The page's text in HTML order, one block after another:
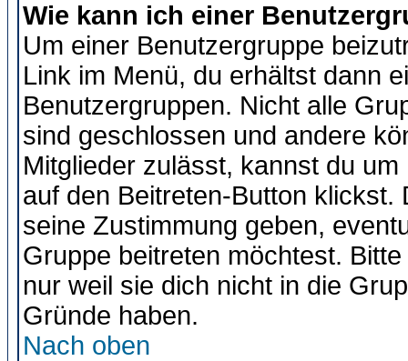
Wie kann ich einer
Um einer Benutzergruppe
Link im Menü, du erhältst dann
Benutzergruppen. Nicht alle
sind geschlossen und andere
Mitglieder zulässt, kannst du
auf den Beitreten-Button
seine Zustimmung geben,
Gruppe beitreten möchtest.
nur weil sie dich nicht in die
Gründe haben.
Nach oben